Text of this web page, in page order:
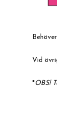
Vid
*OBS!